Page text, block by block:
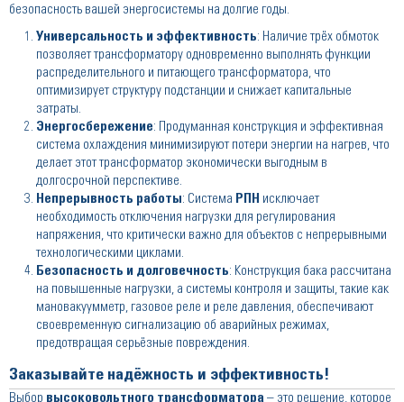
безопасность вашей энергосистемы на долгие годы.
Универсальность и эффективность: Наличие трёх обмоток
позволяет трансформатору одновременно выполнять функции
распределительного и питающего трансформатора, что
оптимизирует структуру подстанции и снижает капитальные
затраты.
Энергосбережение: Продуманная конструкция и эффективная
система охлаждения минимизируют потери энергии на нагрев, что
делает этот трансформатор экономически выгодным в
долгосрочной перспективе.
Непрерывность работы: Система РПН исключает
необходимость отключения нагрузки для регулирования
напряжения, что критически важно для объектов с непрерывными
технологическими циклами.
Безопасность и долговечность: Конструкция бака рассчитана
на повышенные нагрузки, а системы контроля и защиты, такие как
мановакуумметр, газовое реле и реле давления, обеспечивают
своевременную сигнализацию об аварийных режимах,
предотвращая серьёзные повреждения.
Заказывайте надёжность и эффективность!
Выбор высоковольтного трансформатора – это решение, которое